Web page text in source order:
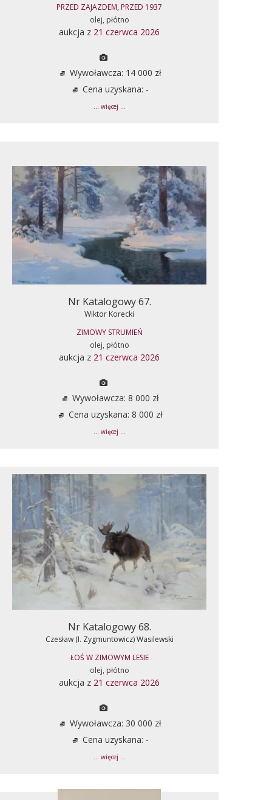
PRZED ZAJAZDEM, PRZED 1937
olej, płótno
aukcja z 21 czerwca 2026
Wywoławcza: 14 000 zł
Cena uzyskana: -
... więcej ...
Nr Katalogowy 67.
Wiktor Korecki
ZIMOWY STRUMIEŃ
olej, płótno
aukcja z 21 czerwca 2026
Wywoławcza: 8 000 zł
Cena uzyskana: 8 000 zł
... więcej ...
Nr Katalogowy 68.
Czesław (I. Zygmuntowicz) Wasilewski
ŁOŚ W ZIMOWYM LESIE
olej, płótno
aukcja z 21 czerwca 2026
Wywoławcza: 30 000 zł
Cena uzyskana: -
... więcej ...